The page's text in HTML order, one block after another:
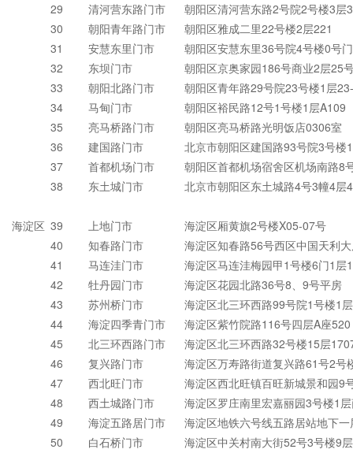
29 清河营东路门市
朝阳区清河营东路2号院2号楼3层
30
朝阳青年路门市
朝阳区雅成二里22号楼2层221
31
安慧东里门市
朝阳区安慧东里36号院4号楼0号
32
东坝门市
朝阳区京奥家园186号商业2层25
33
朝阳北路门市
朝阳区青年路29号院23号楼1层
34
马甸门市
朝阳区裕民路12号1号楼1层A109
35
亮马桥路门市
朝阳区亮马桥路光明饭店0306室
36
建国路门市
北京市朝阳区建国路93号院3号楼
37
首都机场门市
朝阳区首都机场宿舍区机场南路8
38
东土城门市 北京市朝阳区东土城路4号3幢4层
海淀区 39 上地门市
海淀区厢黄旗2号楼X05-07号
40
知春路门市
海淀区知春路56号西区中国天利
41
马连洼门市
海淀区马连洼梅园甲1号楼6门1层
42
牡丹园门市
海淀区花园北路36号8、9号平房
43
苏州桥门市
海淀区北三环西路99号院1号楼1
44
海淀四季青门市
海淀区紫竹院路116号四层A座
45
北三环西路门市
海淀区北三环西路32号楼15层
46
复兴路门市
海淀区万寿路街道复兴路61号2号
47
西北旺门市
海淀区西北旺镇百旺新城景和园9
48
西土城路门市
海淀区罗庄南里宏嘉丽园3号楼1
49
海淀五路居门市
海淀区地铁六号线五路居站地下
50
白石桥门市
海淀区中关村南大街52号3号楼9